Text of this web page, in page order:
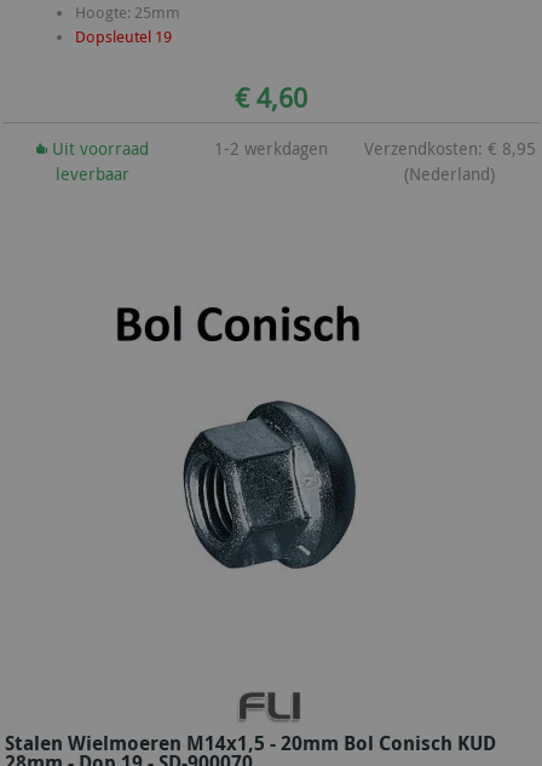
Hoogte: 25mm
Dopsleutel 19
€ 4,60
Uit voorraad
leverbaar
1-2 werkdagen
Verzendkosten: € 8,95
(Nederland)
Stalen Wielmoeren M14x1,5 - 20mm Bol Conisch KUD